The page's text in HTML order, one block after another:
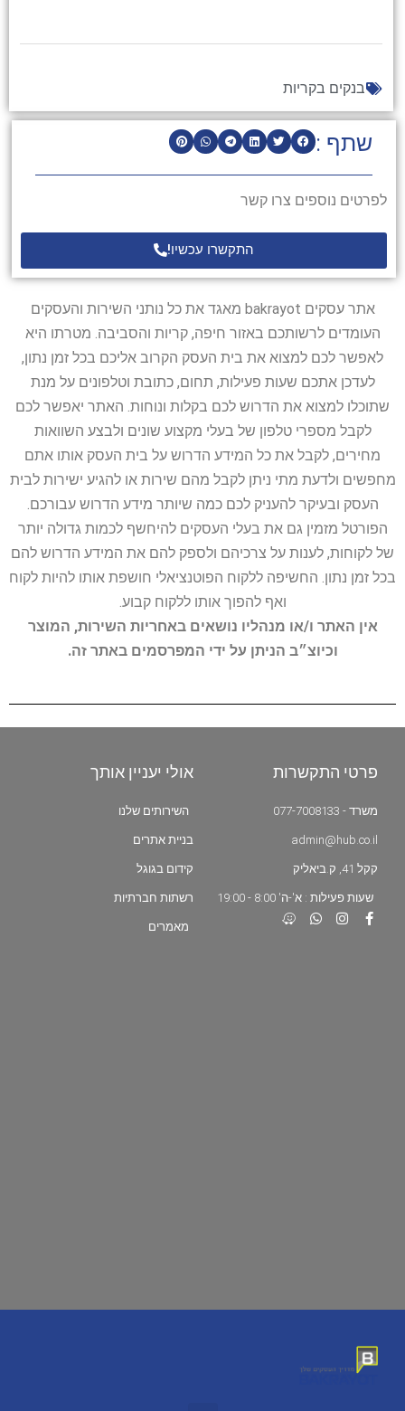
שתף :
לפרטים נוספים צרו קשר
התקשרו עכשיו!
בנקים בקריות
אתר עסקים bakrayot מאגד את כל נותני השירות והעסקים
העומדים לרשותכם באזור חיפה, קריות והסביבה. מטרתו היא
לאפשר לכם למצוא את בית העסק הקרוב אליכם בכל זמן נתון,
לעדכן אתכם שעות פעילות, תחום, כתובת וטלפונים על מנת
שתוכלו למצוא את הדרוש לכם בקלות ונוחות. האתר יאפשר לכם
לקבל מספרי טלפון של בעלי מקצוע שונים ולבצע השוואות
מחירים, לקבל את כל המידע הדרוש על בית העסק אותו אתם
מחפשים ולדעת מתי ניתן לקבל מהם שירות או להגיע ישירות לבית
העסק ובעיקר להעניק לכם כמה שיותר מידע הדרוש עבורכם.
הפורטל מזמין גם את בעלי העסקים להיחשף לכמות גדולה יותר
של לקוחות, לענות על צרכיהם ולספק להם את המידע הדרוש להם
בכל זמן נתון. החשיפה ללקוח הפוטנציאלי חושפת אותו להיות לקוח
ואף להפוך אותו ללקוח קבוע.
אין האתר ו/או מנהליו נושאים באחריות השירות, המוצר
וכיוצ״ב הניתן על ידי המפרסמים באתר זה.
פרטי התקשרות
משרד - 077-7008133
admin@hub.co.il
קקל 41, ק.ביאליק
שעות פעילות : א'-ה' 8:00 - 19:00
אולי יעניין אותך
השירותים שלנו
בניית אתרים
קידום בגוגל
רשתות חברתיות
מאמרים